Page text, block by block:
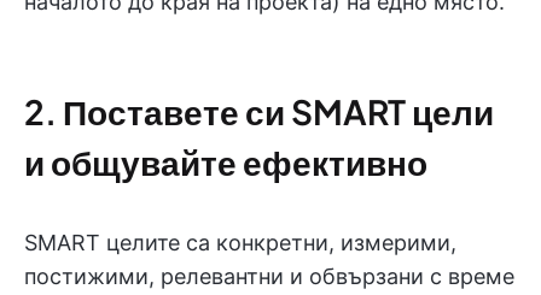
2. Поставете си SMART цели
и общувайте ефективно
SMART целите са конкретни, измерими,
постижими, релевантни и обвързани с време